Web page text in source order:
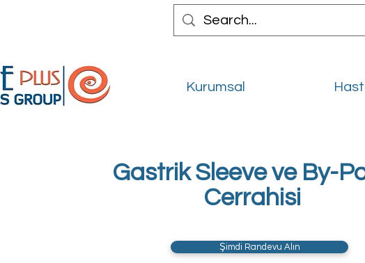
Gastrik Sleeve ve By-
Cerrahisi
Şimdi Randevu Alın
Kurumsal